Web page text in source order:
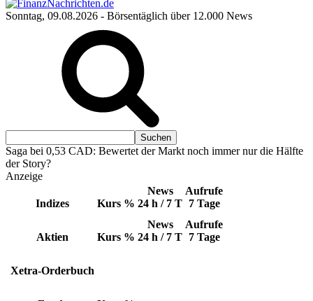
Sonntag, 09.08.2026 - Börsentäglich über 12.000 News
Saga bei 0,53 CAD: Bewertet der Markt noch immer nur die Hälfte
der Story?
Anzeige
Indizes Kurs %
News
24 h / 7 T
Aufrufe
7 Tage
Aktien Kurs %
News
24 h / 7 T
Aufrufe
7 Tage
Xetra-Orderbuch